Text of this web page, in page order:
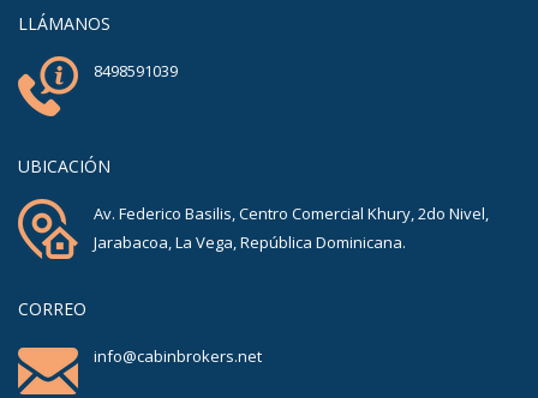
LLÁMANOS
8498591039
UBICACIÓN
Av. Federico Basilis, Centro Comercial Khury, 2do Nivel,
Jarabacoa, La Vega, República Dominicana.
CORREO
info@cabinbrokers.net